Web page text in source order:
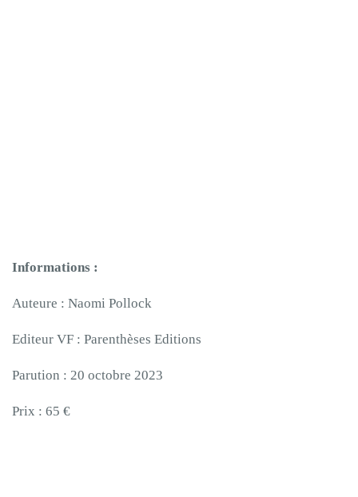
Informations :
Auteure : Naomi Pollock
Editeur VF : Parenthèses Editions
Parution : 20 octobre 2023
Prix : 65 €